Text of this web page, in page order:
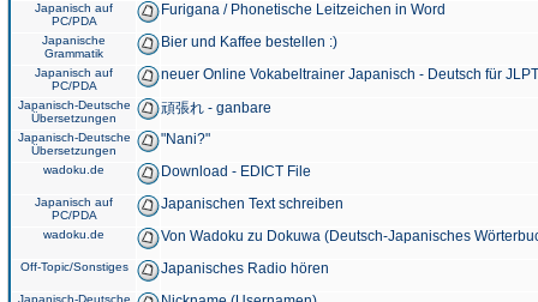
Japanisch auf
PC/PDA
Furigana / Phonetische Leitzeichen in Word
Japanische
Grammatik
Bier und Kaffee bestellen :)
Japanisch auf
PC/PDA
neuer Online Vokabeltrainer Japanisch - Deutsch für
Japanisch-Deutsche
Übersetzungen
頑張れ - ganbare
Japanisch-Deutsche
Übersetzungen
"Nani?"
wadoku.de Download - EDICT File
Japanisch auf
PC/PDA
Japanischen Text schreiben
wadoku.de Von Wadoku zu Dokuwa (Deutsch-Japanisches
Off-Topic/Sonstiges Japanisches Radio hören
Japanisch-Deutsche